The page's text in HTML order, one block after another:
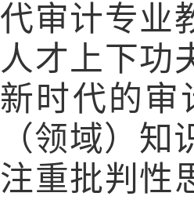
代审计专业
人才上下功
新时代的审
（领域）
注重批判性